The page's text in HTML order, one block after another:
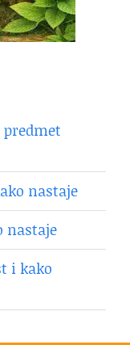
nastaje
nastaje
i kako